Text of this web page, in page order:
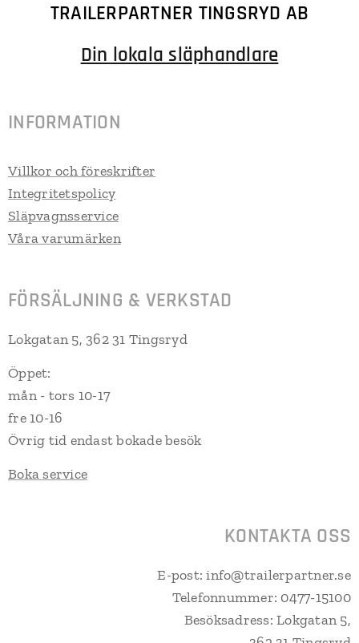
TRAILERPARTNER TINGSRYD AB
Din lokala släphandlare
INFORMATION
Villkor och föreskrifter
Integritetspolicy
Släpvagnsservice
Våra varumärken
FÖRSÄLJNING & VERKSTAD
Lokgatan 5, 362 31 Tingsryd
Öppet:
mån - tors 10-17
fre 10-16
Övrig tid endast bokade besök
Boka service
KONTAKTA OSS
E-post: info@trailerpartner.se
Telefonnummer: 0477-15100
Besöksadress: Lokgatan 5,